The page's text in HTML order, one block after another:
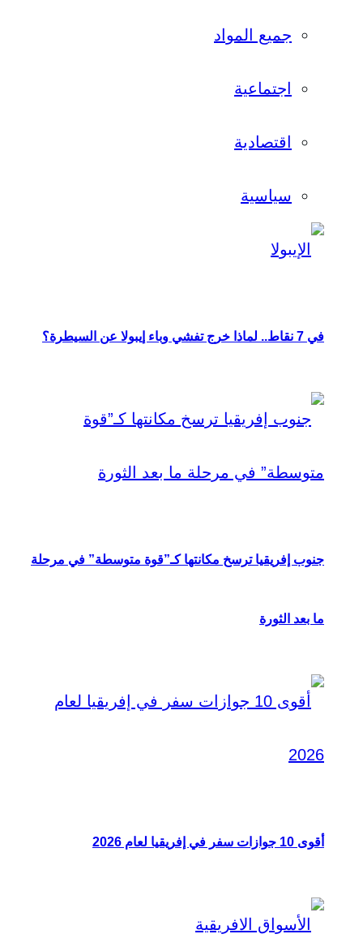
جميع المواد
اجتماعية
اقتصادية
سياسية
في 7 نقاط.. لماذا خرج تفشي وباء إيبولا عن السيطرة؟
جنوب إفريقيا ترسخ مكانتها كـ”قوة متوسطة” في مرحلة
ما بعد الثورة
أقوى 10 جوازات سفر في إفريقيا لعام 2026